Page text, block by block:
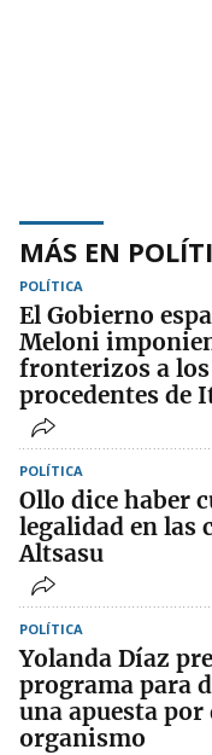
MÁS EN
POLÍTICA
El Gobierno
Meloni
fronterizos a
procedentes de
POLÍTICA
Ollo dice haber
legalidad en las
Altsasu
POLÍTICA
Yolanda Díaz
programa para
una apuesta
organismo